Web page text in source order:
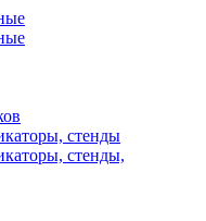
стенды
стенды,